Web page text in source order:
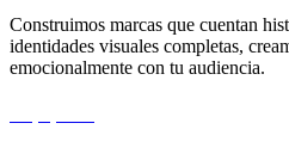
Construimos marcas que cuentan
identidades visuales completas,
emocionalmente con tu audiencia.